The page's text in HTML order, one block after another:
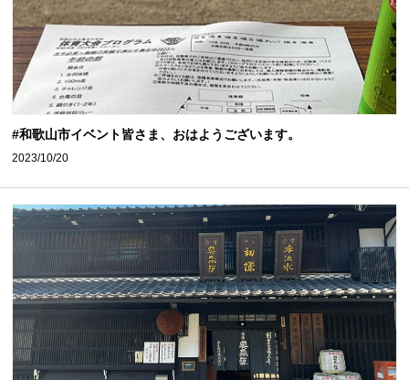
#和歌山市イベント皆さま、おはようございます。
2023/10/20